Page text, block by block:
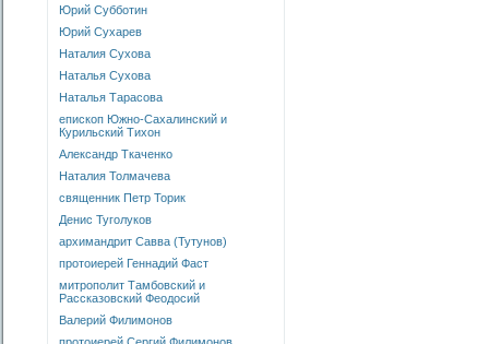
Юрий Субботин
Юрий Сухарев
Наталия Сухова
Наталья Сухова
Наталья Тарасова
епископ Южно-Сахалинский и
Курильский Тихон
Александр Ткаченко
Наталия Толмачева
священник Петр Торик
Денис Туголуков
архимандрит Савва (Тутунов)
протоиерей Геннадий Фаст
митрополит Тамбовский и
Рассказовский Феодосий
Валерий Филимонов